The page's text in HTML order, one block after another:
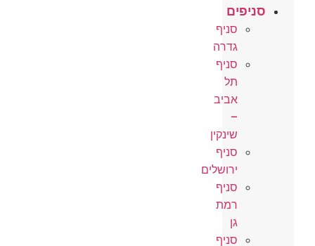
סניפים
סניף
גדרה
סניף
תל
אביב
–
שינקין
סניף
ירושלים
סניף
רמת
גן
סניף